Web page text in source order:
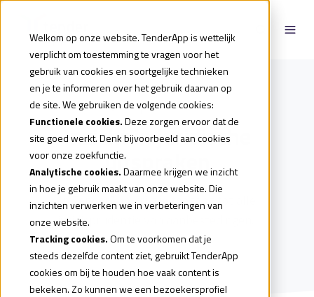
Welkom op onze website. TenderApp is wettelijk
verplicht om toestemming te vragen voor het
gebruik van cookies en soortgelijke technieken
en je te informeren over het gebruik daarvan op
de site. We gebruiken de volgende cookies:
Functionele cookies.Deze zorgen ervoor dat de
site goed werkt. Denk bijvoorbeeld aan cookies
voor onze zoekfunctie.
Analytische cookies.Daarmee krijgen we inzicht
in hoe je gebruik maakt van onze website. Die
inzichten verwerken we in verbeteringen van
onze website.
Tracking cookies.Om te voorkomen dat je
steeds dezelfde content ziet, gebruikt TenderApp
cookies om bij te houden hoe vaak content is
bekeken. Zo kunnen we een bezoekersprofiel
Jurisprudentie
Inzicht in juridische
uitspraken
In TenderApp krijg je toegang tot alle
juridisprudentie van aanbestedingen.